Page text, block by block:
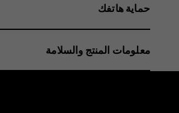
حماية هاتفك
معلومات المنتج والسلامة